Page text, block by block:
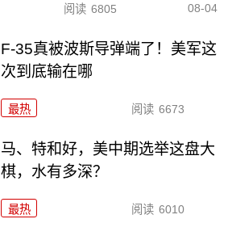
阅读 6805 08-04
F-35真被波斯导弹端了！美军这
次到底输在哪
最热 阅读 6673
马、特和好，美中期选举这盘大
棋，水有多深？
最热 阅读 6010